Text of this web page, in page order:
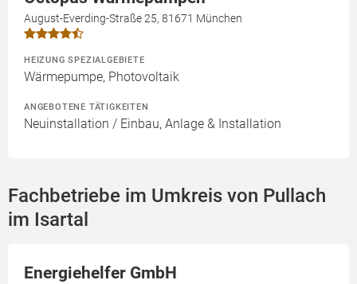
August-Everding-Straße 25, 81671 München
HEIZUNG SPEZIALGEBIETE
Wärmepumpe, Photovoltaik
ANGEBOTENE TÄTIGKEITEN
Neuinstallation / Einbau, Anlage & Installation
Fachbetriebe im Umkreis von Pullach
im Isartal
Energiehelfer GmbH